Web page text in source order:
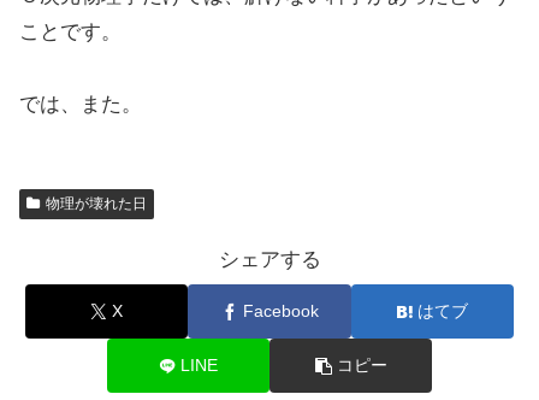
ことです。
では、また。
物理が壊れた日
シェアする
X Facebook はてブ
LINE コピー